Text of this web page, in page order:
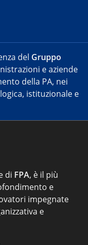
del Gruppo
e aziende
della PA, nei
istituzionale e
di FPA, è il più
e
impegnate
e